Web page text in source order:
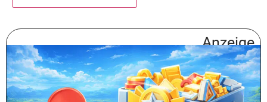
Anzeige